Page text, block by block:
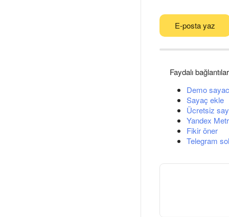
E-posta yaz
Faydalı bağlantılar
Demo
Sayaç ekle
Ücretsiz
Yandex
Fikir öner
Telegram